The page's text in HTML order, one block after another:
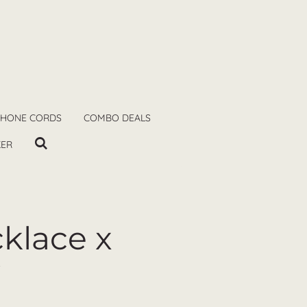
CORDS COMBO DEALS
x